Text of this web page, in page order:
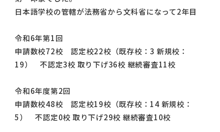
日本語学校の管轄が法務省から文科省になって2年目
令和6年第1回
申請数校72校 認定校22校（既存校：3 新規校：
19） 不認定3校 取り下げ36校 継続審査11校
令和6年度第2回
申請数校48校 認定校19校（既存校：14 新規校：
5） 不認定0校 取り下げ29校 継続審査10校